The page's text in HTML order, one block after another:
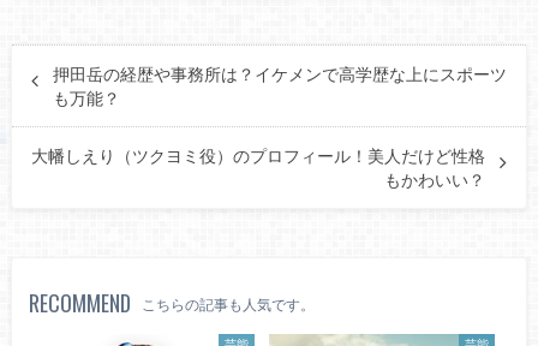
押田岳の経歴や事務所は？イケメンで高学歴な上にスポーツ
も万能？
大幡しえり（ツクヨミ役）のプロフィール！美人だけど性格
もかわいい？
RECOMMEND こちらの記事も人気です。